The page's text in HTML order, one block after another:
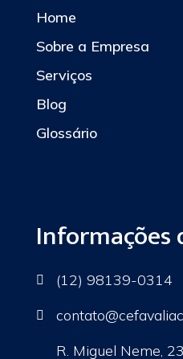
Home
Sobre a Empresa
Serviços
Blog
Glossário
Informações
 (12) 98139-0314
 contato
R. Miguel Neme,